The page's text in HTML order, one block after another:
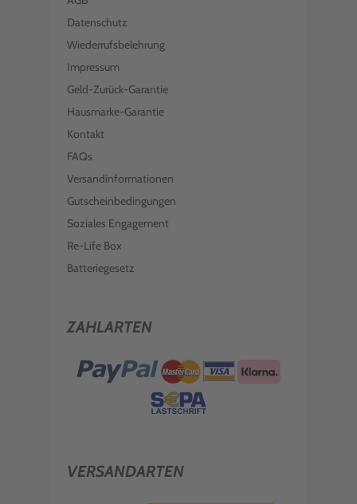
Datenschutz
Wiederrufsbelehrung
Impressum
Geld-Zurück-Garantie
Hausmarke-Garantie
Kontakt
FAQs
Versandinformationen
Gutscheinbedingungen
Soziales Engagement
Re-Life Box
Batteriegesetz
ZAHLARTEN
VERSANDARTEN